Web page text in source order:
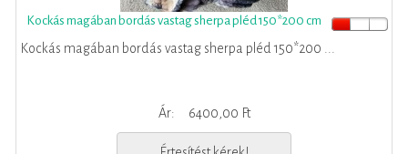
Kockás magában bordás vastag sherpa pléd 150*200 cm
Kockás magában bordás vastag sherpa pléd 150*200 ...
Ár: 6400,00 Ft